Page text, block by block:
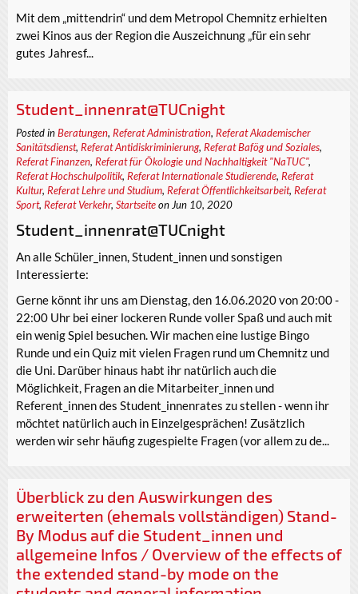
Mit dem „mittendrin“ und dem Metropol Chemnitz erhielten
zwei Kinos aus der Region die Auszeichnung „für ein sehr
gutes Jahresf...
Student_innenrat@TUCnight
Posted inBeratungen, Referat Administration, Referat Akademischer
Sanitätsdienst, Referat Antidiskriminierung, Referat Bafög und Soziales,
Referat Finanzen, Referat für Ökologie und Nachhaltigkeit "NaTUC",
Referat Hochschulpolitik, Referat Internationale Studierende, Referat
Kultur, Referat Lehre und Studium, Referat Öffentlichkeitsarbeit, Referat
Sport, Referat Verkehr, Startseiteon Jun 10, 2020
Student_innenrat@TUCnight
An alle Schüler_innen, Student_innen und sonstigen
Interessierte:
Gerne könnt ihr uns am Dienstag, den 16.06.2020 von 20:00 -
22:00 Uhr bei einer lockeren Runde voller Spaß und auch mit
ein wenig Spiel besuchen. Wir machen eine lustige Bingo
Runde und ein Quiz mit vielen Fragen rund um Chemnitz und
die Uni. Darüber hinaus habt ihr natürlich auch die
Möglichkeit, Fragen an die Mitarbeiter_innen und
Referent_innen des Student_innenrates zu stellen - wenn ihr
möchtet natürlich auch in Einzelgesprächen! Zusätzlich
werden wir sehr häufig zugespielte Fragen (vor allem zu de...
Überblick zu den Auswirkungen des
erweiterten (ehemals vollständigen) Stand-
By Modus auf die Student_innen und
allgemeine Infos / Overview of the effects of
the extended stand-by mode on the